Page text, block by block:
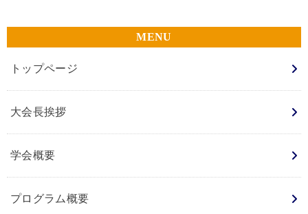
トップページ
大会長挨拶
学会概要
プログラム概要